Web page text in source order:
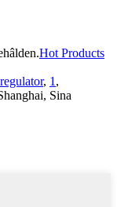
Hot Products
, 1 ,
Sina